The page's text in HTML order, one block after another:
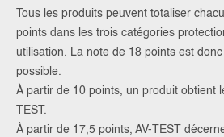
Tous les produits peuvent totaliser
points dans les trois catégories
utilisation. La note de 18 points est
possible.
À partir de 10 points, un produit obtient
TEST.
À partir de 17,5 points, AV-TEST